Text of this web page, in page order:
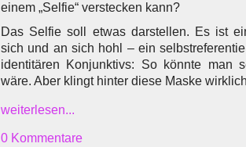
einem „Selfie“ verstecken kann?
Das Selfie soll etwas darstellen. Es ist
sich und an sich hohl – ein
identitären Konjunktivs: So könnte man
wäre. Aber klingt hinter diese Maske
weiterlesen...
0 Kommentare